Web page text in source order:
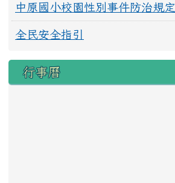
中原國小校園性別事件防治規定
全民安全指引
行事曆